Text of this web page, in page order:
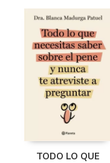
TODO LO QUE